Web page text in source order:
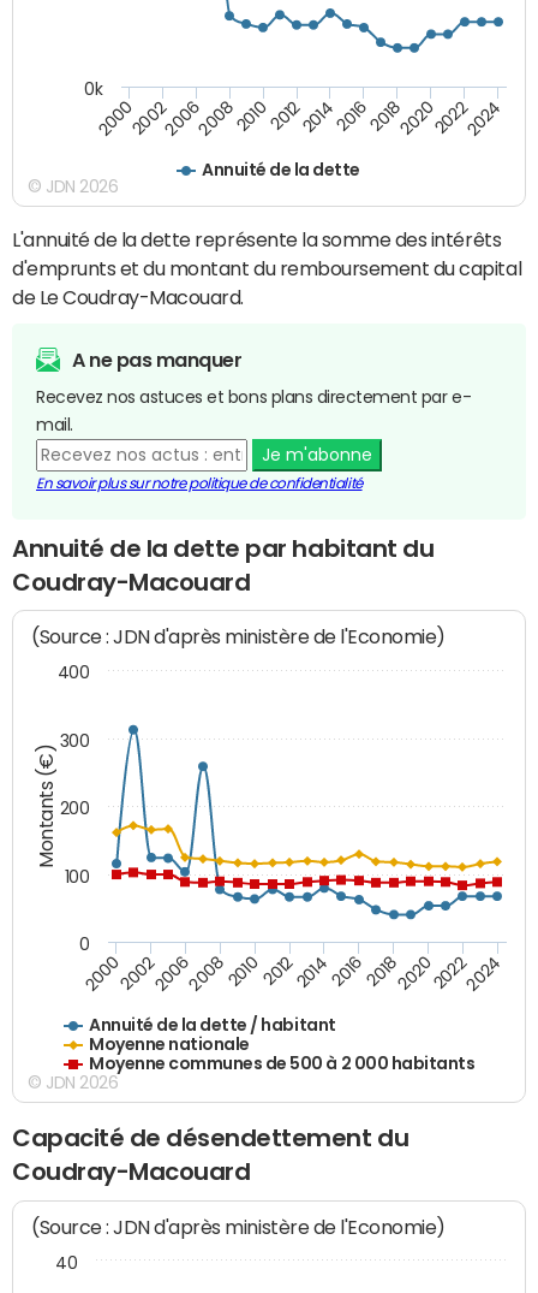
Annuité de la dette
200020022006200820102012201420162018202020222024
0k
© JDN 2026
L'annuité de la dette représente la somme des intérêts
d'emprunts et du montant du remboursement du capital
de Le Coudray-Macouard.
A ne pas manquer
Recevez nos astuces et bons plans directement par e-
mail.
Je m'abonne
En savoir plus sur notre politique de confidentialité
Annuité de la dette par habitant du
Coudray-Macouard
Montants (€)
(Source : JDN d'après ministère de l'Economie)
Annuité de la dette / habitant
Moyenne nationale
Moyenne communes de 500 à 2 000 habitants
200020022006200820102012201420162018202020222024
0
100
200
300
400
© JDN 2026
Capacité de désendettement du
Coudray-Macouard
(Source : JDN d'après ministère de l'Economie)
40